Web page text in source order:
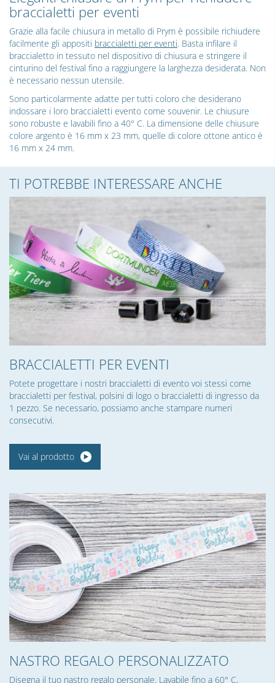
braccialetti per eventi
Grazie alla facile chiusura in metallo di Prym è possibile richiudere
facilmente gli appositi braccialetti per eventi. Basta infilare il
braccialetto in tessuto nel dispositivo di chiusura e stringere il
cinturino del festival fino a raggiungere la larghezza desiderata. Non
è necessario nessun utensile.
Sono particolarmente adatte per tutti coloro che desiderano
indossare i loro braccialetti evento come souvenir. Le chiusure
sono robuste e lavabili fino a 40° C. La dimensione delle chiusure
colore argento è 16 mm x 23 mm, quelle di colore ottone antico è
16 mm x 24 mm.
TI POTREBBE INTERESSARE ANCHE
BRACCIALETTI PER EVENTI
Potete progettare i nostri braccialetti di evento voi stessi come
braccialetti per festival, polsini di logo o braccialetti di ingresso da
1 pezzo. Se necessario, possiamo anche stampare numeri
consecutivi.
Vai al prodotto
NASTRO REGALO PERSONALIZZATO
Disegna il tuo nastro regalo personale. Lavabile fino a 60° C,